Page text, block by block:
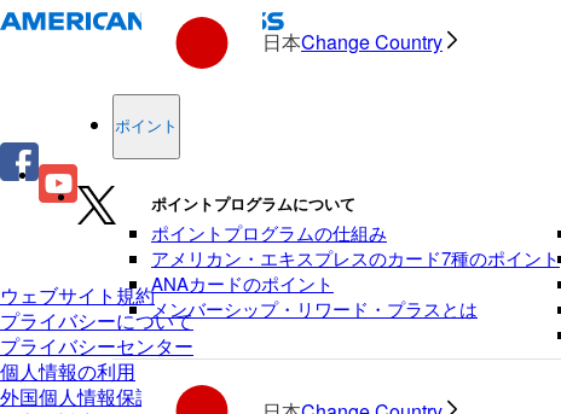
日本Change Country
ポイント
ポイントプログラムについて
ポイントプログラムの仕組み
アメリカン・エキスプレスのカード7種のポイント
ANAカードのポイント
メンバーシップ・リワード・プラスとは
ウェブサイト規約
プライバシーについて
プライバシーセンター
個人情報の利用
外国個人情報保護制度等